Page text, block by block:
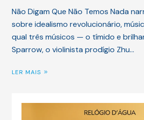
Não Digam Que Não Temos Nada
sobre idealismo revolucionário,
qual três músicos — o tímido e
Sparrow, o violinista prodígio Zhu…
LER MAIS